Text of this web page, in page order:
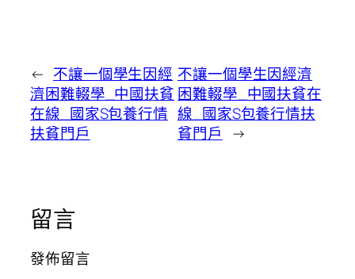
← 不讓一個學生因經
濟困難輟學_中國扶貧
在線_國家S包養行情
扶貧門戶
不讓一個學生因經濟
困難輟學_中國扶貧在
線_國家S包養行情扶
貧門戶
→
留言
發佈留言